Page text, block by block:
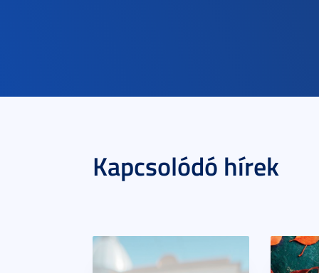
Kapcsolódó hírek